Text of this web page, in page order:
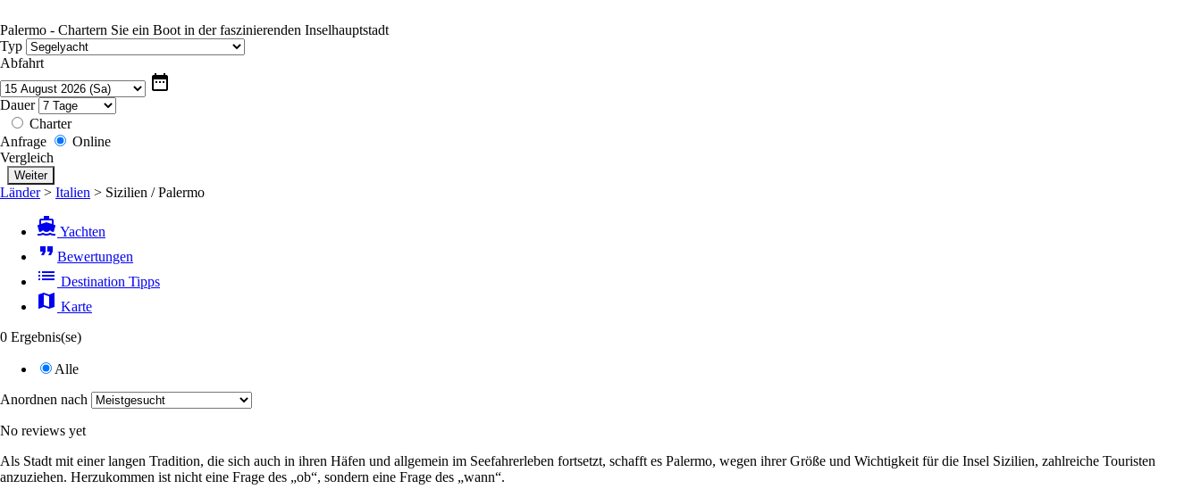
Palermo - Chartern Sie ein Boot in der faszinierenden Inselhauptstadt
Typ
Abfahrt
date_range
Dauer
Charter
Anfrage
Online
Vergleich
Länder> Italien > Sizilien / Palermo
directions_boat Yachten
format_quote Bewertungen
list Destination Tipps
map Karte
0 Ergebnis(se)
Alle
Anordnen nach
No reviews yet
Als Stadt mit einer langen Tradition, die sich auch in ihren Häfen und allgemein im Seefahrerleben fortsetzt, schafft es Palermo, wegen ihrer Größe und Wichtigkeit für die Insel Sizilien, zahlreiche Touristen
anzuziehen. Herzukommen ist nicht eine Frage des „ob“, sondern eine Frage des „wann“.